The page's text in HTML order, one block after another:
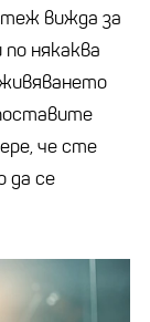
вижда за
по някаква
че сте
да се